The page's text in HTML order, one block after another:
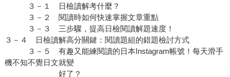
３－１ 日檢讀解考什麼？
３－２ 閱讀時如何快速掌握文章重點
３－３ 三步驟，提高日檢閱讀解題速度！
３－４ 日檢讀解高分關鍵：閱讀題組的錯題檢討方式
３－５ 有趣又能練閱讀的日本Instagram帳號！每天滑手
機不知不覺日文就變
好了？